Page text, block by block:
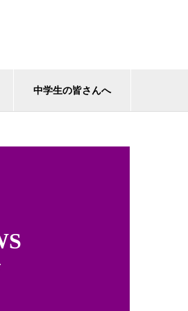
中学生の皆さんへ